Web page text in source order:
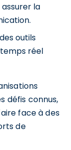
la
outils
réel
défis connus,
face à des
de